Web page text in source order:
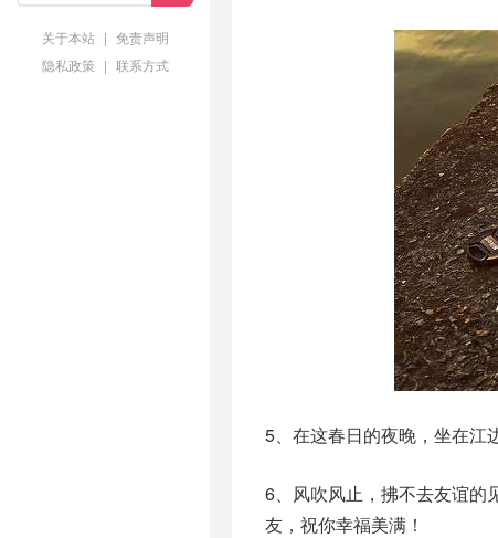
关于本站 | 免责声明
隐私政策 | 联系方式
5、在这春日的夜晚，坐在江
6、风吹风止，拂不去友谊的
友，祝你幸福美满！